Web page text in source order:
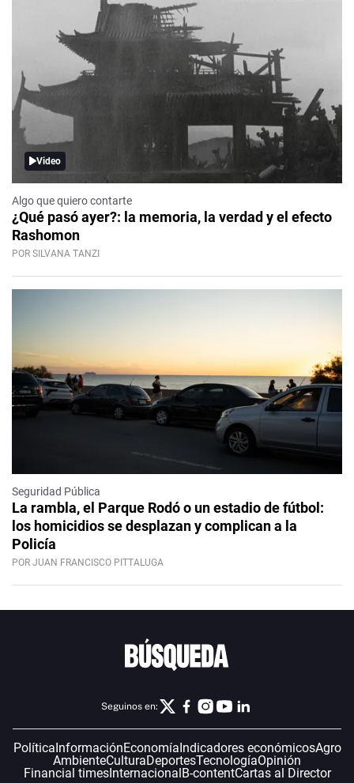
Video
Algo que quiero contarte
¿Qué pasó ayer?: la memoria, la verdad y el efecto
Rashomon
POR SILVANA TANZI
Seguridad Pública
La rambla, el Parque Rodó o un estadio de fútbol:
los homicidios se desplazan y complican a la
Policía
POR JUAN FRANCISCO PITTALUGA
Seguinos en:
Política InformaciónEconomía Indicadores económicosAgro
AmbienteCulturaDeportesTecnologíaOpinión
Financial timesInternacional B-contentCartas al Director